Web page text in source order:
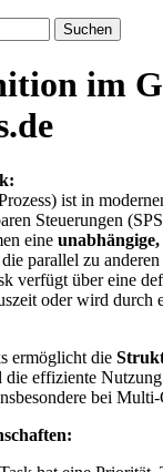
Suchen
im
ist in
Steuerungen
eine
die parallel zu
verfügt über eine
oder wird durch
ermöglicht die
die effiziente
bei